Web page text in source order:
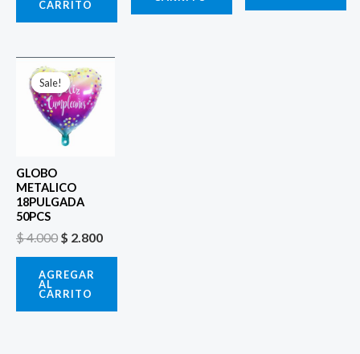
CARRITO
Sale!
Sale!
GLOBO
METALICO
18PULGADA
50PCS
$4.000
precio
original
era:
$ 4.000.
$ 2.800
AGREGAR
AL
CARRITO